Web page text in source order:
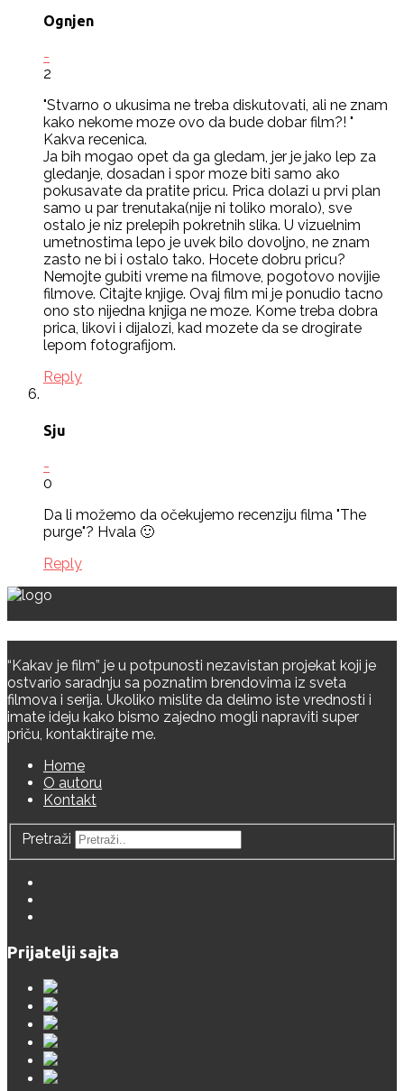
Ognjen
-
2
"Stvarno o ukusima ne treba diskutovati, ali ne znam
kako nekome moze ovo da bude dobar film?! "
Kakva recenica.
Ja bih mogao opet da ga gledam, jer je jako lep za
gledanje, dosadan i spor moze biti samo ako
pokusavate da pratite pricu. Prica dolazi u prvi plan
samo u par trenutaka(nije ni toliko moralo), sve
ostalo je niz prelepih pokretnih slika. U vizuelnim
umetnostima lepo je uvek bilo dovoljno, ne znam
zasto ne bi i ostalo tako. Hocete dobru pricu?
Nemojte gubiti vreme na filmove, pogotovo novijie
filmove. Citajte knjige. Ovaj film mi je ponudio tacno
ono sto nijedna knjiga ne moze. Kome treba dobra
prica, likovi i dijalozi, kad mozete da se drogirate
lepom fotografijom.
Reply
Sju
-
0
Da li možemo da očekujemo recenziju filma "The
purge"? Hvala 🙂
Reply
“Kakav je film” je u potpunosti nezavistan projekat koji je
ostvario saradnju sa poznatim brendovima iz sveta
filmova i serija. Ukoliko mislite da delimo iste vrednosti i
imate ideju kako bismo zajedno mogli napraviti super
priču, kontaktirajte me.
Home
O autoru
Kontakt
Pretraži
Prijatelji sajta